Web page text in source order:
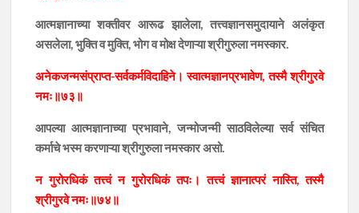
आत्मज्ञानाच्या शक्तीवर आरूढ झालेला, तत्त्वज्ञानसमुदायाने अलंकृत
असलेला, भुक्ति व मुक्ति, भोग व मोक्ष देणाऱ्या श्रीगुरुला नमस्कार.
अनेकजन्मसंप्राप्त-सर्वकर्मविदाहिने। स्वात्मज्ञानप्रभावेण, तस्मै श्रीगुरवे
नमः॥७३॥
आपल्या आत्मज्ञानाच्या प्रभावाने, जन्मोजन्मी साठविलेल्या सर्व संचित
कर्माचे भस्म करणाऱ्या श्रीगुरुला नमस्कार असो.
न गुरोरधिकं तत्त्वं न गुरोरधिकं तपः। तत्त्वं ज्ञानात्परं नास्ति, तस्मै
श्रीगुरवे नमः॥७४॥